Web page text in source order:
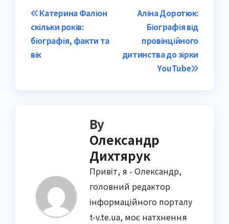
Post
navigation
Аліна Доротюк:
Біографія від
провінційного
дитинства до зірки
YouTube
Катерина Фаліон
скільки років:
біографія, факти та
вік
By
Олександр
Дихтярук
Привіт, я - Олександр,
головний редактор
інформаційного порталу
t-v.te.ua, моє натхнення